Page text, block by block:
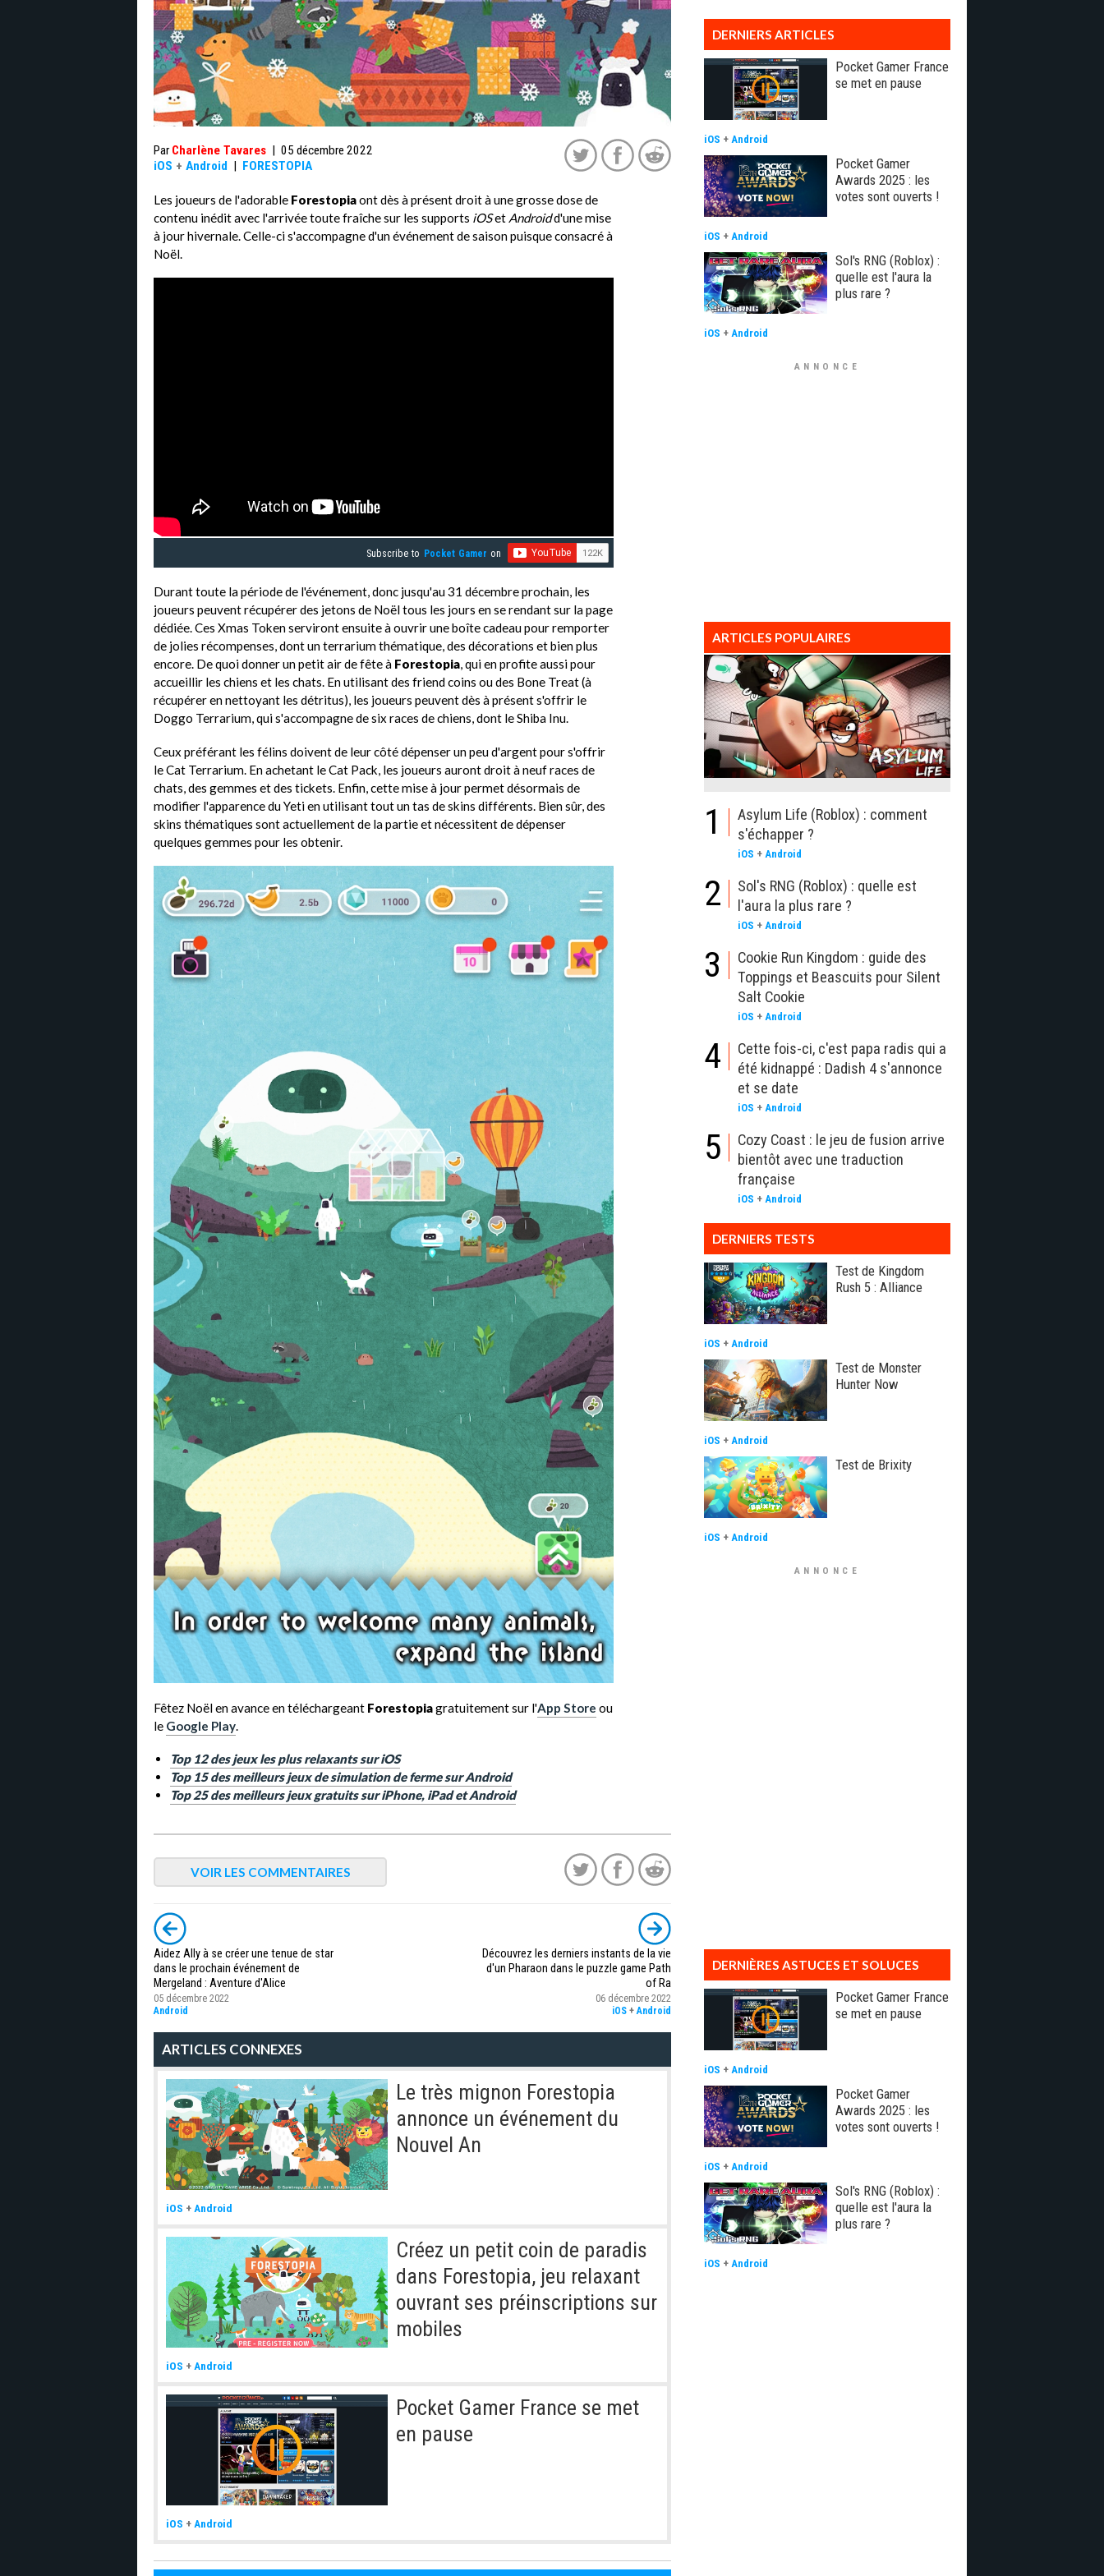
Par Charlène Tavares | 05 décembre 2022
iOS + Android | FORESTOPIA
Les joueurs de l'adorable Forestopiaont dès à présent droit à une grosse dose de
contenu inédit avec l'arrivée toute fraîche sur les supports iOSet Androidd'une mise
à jour hivernale. Celle-ci s'accompagne d'un événement de saison puisque consacré à
Noël.
Subscribe to Pocket Gamer on
Durant toute la période de l'événement, donc jusqu'au 31 décembre prochain, les
joueurs peuvent récupérer des jetons de Noël tous les jours en se rendant sur la page
dédiée. Ces Xmas Token serviront ensuite à ouvrir une boîte cadeau pour remporter
de jolies récompenses, dont un terrarium thématique, des décorations et bien plus
encore. De quoi donner un petit air de fête à Forestopia, qui en profite aussi pour
accueillir les chiens et les chats. En utilisant des friend coins ou des Bone Treat (à
récupérer en nettoyant les détritus), les joueurs peuvent dès à présent s'offrir le
Doggo Terrarium, qui s'accompagne de six races de chiens, dont le Shiba Inu.
Ceux préférant les félins doivent de leur côté dépenser un peu d'argent pour s'offrir
le Cat Terrarium. En achetant le Cat Pack, les joueurs auront droit à neuf races de
chats, des gemmes et des tickets. Enfin, cette mise à jour permet désormais de
modifier l'apparence du Yeti en utilisant tout un tas de skins différents. Bien sûr, des
skins thématiques sont actuellement de la partie et nécessitent de dépenser
quelques gemmes pour les obtenir.
Fêtez Noël en avance en téléchargeant Forestopiagratuitement sur l'App Store ou
le Google Play.
Top 12 des jeux les plus relaxants sur iOS
Top 15 des meilleurs jeux de simulation de ferme sur Android
Top 25 des meilleurs jeux gratuits sur iPhone, iPad et Android
VOIR LES COMMENTAIRES
Aidez Ally à se créer une tenue de star
dans le prochain événement de
Mergeland : Aventure d'Alice
05 décembre 2022
Android
Découvrez les derniers instants de la vie
d'un Pharaon dans le puzzle game Path
of Ra
06 décembre 2022
iOS +Android
ARTICLES CONNEXES
Le très mignon Forestopia
annonce un événement du
Nouvel An
iOS +Android
Créez un petit coin de paradis
dans Forestopia, jeu relaxant
ouvrant ses préinscriptions sur
mobiles
iOS +Android
Pocket Gamer France se met
en pause
iOS +Android
DERNIERS ARTICLES
Pocket Gamer France
se met en pause
iOS + Android
Pocket Gamer
Awards 2025 : les
votes sont ouverts !
iOS + Android
Sol's RNG (Roblox) :
quelle est l'aura la
plus rare ?
iOS + Android
ANNONCE
ARTICLES POPULAIRES
1
Asylum Life (Roblox) : comment
s'échapper ?
iOS + Android
2
Sol's RNG (Roblox) : quelle est
l'aura la plus rare ?
iOS + Android
3
Cookie Run Kingdom : guide des
Toppings et Beascuits pour Silent
Salt Cookie
iOS + Android
4
Cette fois-ci, c'est papa radis qui a
été kidnappé : Dadish 4 s'annonce
et se date
iOS + Android
5
Cozy Coast : le jeu de fusion arrive
bientôt avec une traduction
française
iOS + Android
DERNIERS TESTS
Test de Kingdom
Rush 5 : Alliance
iOS + Android
Test de Monster
Hunter Now
iOS + Android
Test de Brixity
iOS + Android
ANNONCE
DERNIÈRES ASTUCES ET SOLUCES
Pocket Gamer France
se met en pause
iOS + Android
Pocket Gamer
Awards 2025 : les
votes sont ouverts !
iOS + Android
Sol's RNG (Roblox) :
quelle est l'aura la
plus rare ?
iOS + Android